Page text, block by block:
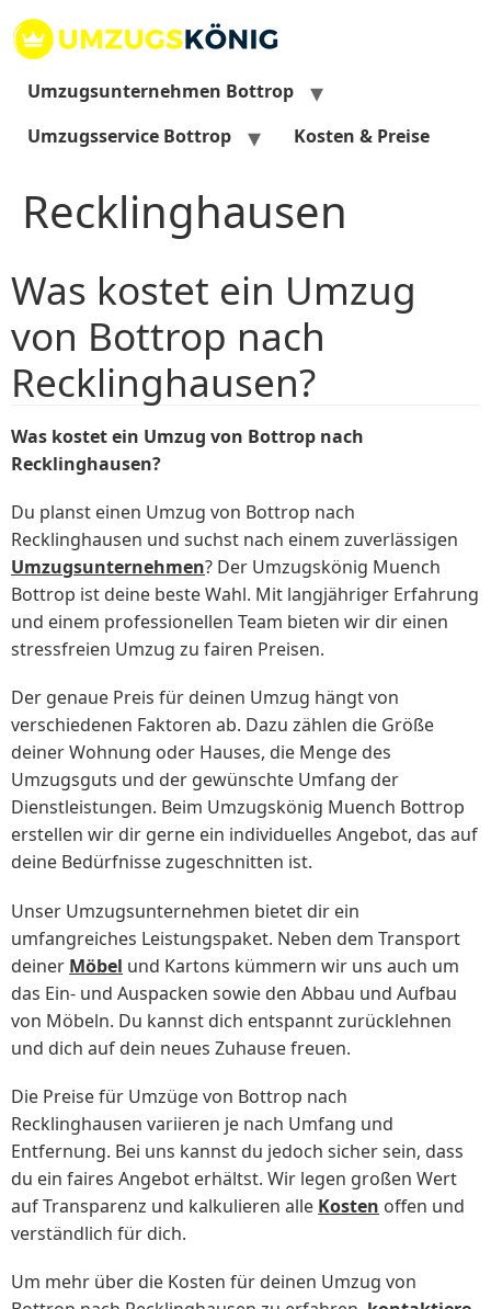
Inhalt
springen
Umzugsunternehmen Bottrop
Umzugsservice Bottrop
Kosten & Preise
Recklinghausen
Was kostet ein Umzug
von Bottrop nach
Recklinghausen?
Was kostet ein Umzug von Bottrop nach
Recklinghausen?
Du planst einen Umzug von Bottrop nach
Recklinghausen und suchst nach einem zuverlässigen
Umzugsunternehmen? Der Umzugskönig Muench
Bottrop ist deine beste Wahl. Mit langjähriger Erfahrung
und einem professionellen Team bieten wir dir einen
stressfreien Umzug zu fairen Preisen.
Der genaue Preis für deinen Umzug hängt von
verschiedenen Faktoren ab. Dazu zählen die Größe
deiner Wohnung oder Hauses, die Menge des
Umzugsguts und der gewünschte Umfang der
Dienstleistungen. Beim Umzugskönig Muench Bottrop
erstellen wir dir gerne ein individuelles Angebot, das auf
deine Bedürfnisse zugeschnitten ist.
Unser Umzugsunternehmen bietet dir ein
umfangreiches Leistungspaket. Neben dem Transport
deiner Möbel und Kartons kümmern wir uns auch um
das Ein- und Auspacken sowie den Abbau und Aufbau
von Möbeln. Du kannst dich entspannt zurücklehnen
und dich auf dein neues Zuhause freuen.
Die Preise für Umzüge von Bottrop nach
Recklinghausen variieren je nach Umfang und
Entfernung. Bei uns kannst du jedoch sicher sein, dass
du ein faires Angebot erhältst. Wir legen großen Wert
auf Transparenz und kalkulieren alle Kosten offen und
verständlich für dich.
Um mehr über die Kosten für deinen Umzug von